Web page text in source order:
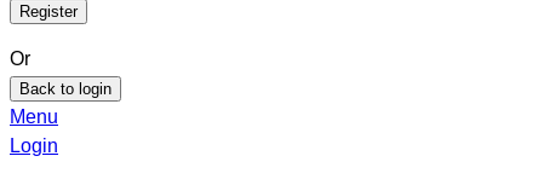
Or
Back to login
Menu
Login